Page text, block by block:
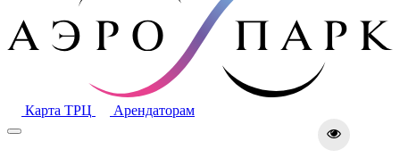
Карта ТРЦ Арендаторам